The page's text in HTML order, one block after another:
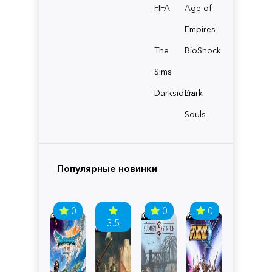
FIFA
Age of
Empires
The
Sims
BioShock
Darksiders
Dark
Souls
Популярные новинки
0
3.5
0 0